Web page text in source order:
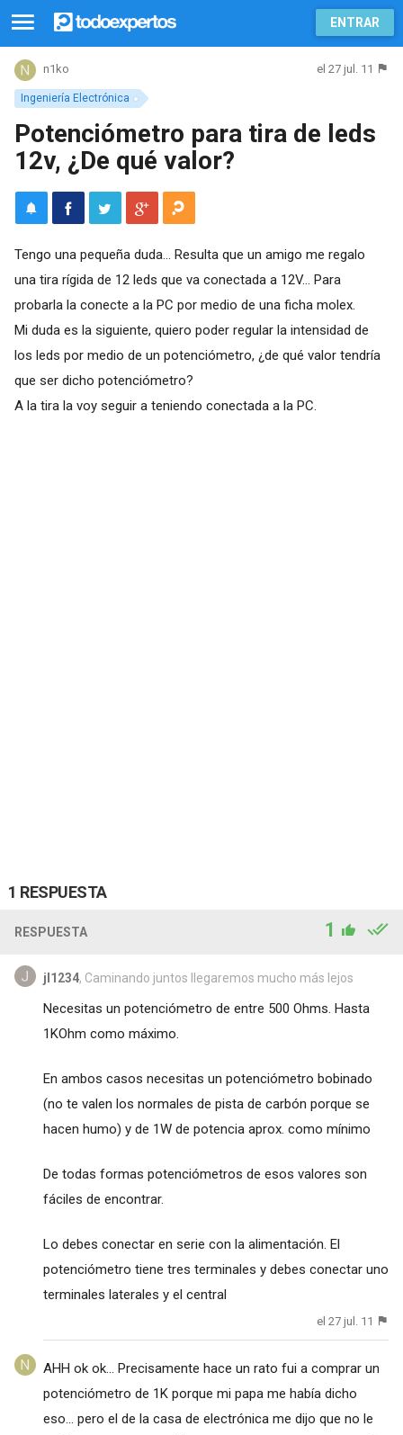
ENTRAR
Ingeniería Electrónica
n1ko el 27 jul. 11
Potenciómetro para tira de leds
12v, ¿De qué valor?
Tengo una pequeña duda... Resulta que un amigo me regalo
una tira rígida de 12 leds que va conectada a 12V... Para
probarla la conecte a la PC por medio de una ficha molex.
Mi duda es la siguiente, quiero poder regular la intensidad de
los leds por medio de un potenciómetro, ¿de qué valor tendría
que ser dicho potenciómetro?
A la tira la voy seguir a teniendo conectada a la PC.
1 RESPUESTA
RESPUESTA 1
jl1234, Caminando juntos llegaremos mucho más lejos
Necesitas un potenciómetro de entre 500 Ohms. Hasta
1KOhm como máximo.
En ambos casos necesitas un potenciómetro bobinado
(no te valen los normales de pista de carbón porque se
hacen humo) y de 1W de potencia aprox. como mínimo
De todas formas potenciómetros de esos valores son
fáciles de encontrar.
Lo debes conectar en serie con la alimentación. El
potenciómetro tiene tres terminales y debes conectar uno
terminales laterales y el central
el 27 jul. 11
AHH ok ok... Precisamente hace un rato fui a comprar un
potenciómetro de 1K porque mi papa me había dicho
eso... pero el de la casa de electrónica me dijo que no le